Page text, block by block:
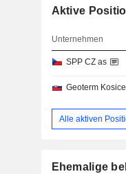
Aktive
Unternehmen
SPP CZ as
Geoterm
Alle aktiven
Ehemalige